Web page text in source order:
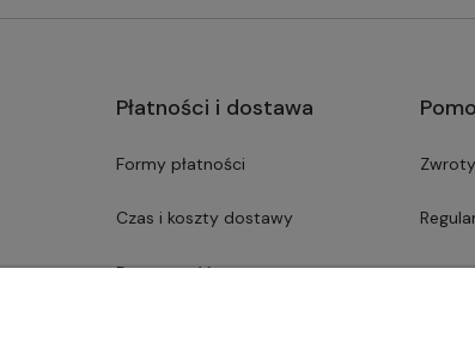
Płatności i dostawa
Formy płatności
Czas i koszty dostawy
Dostępność asortymentu